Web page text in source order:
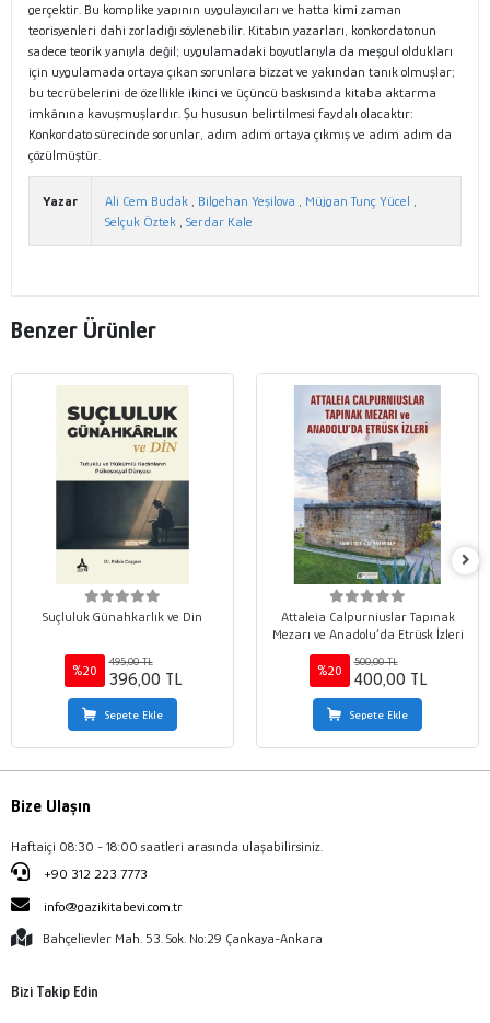
gerçektir. Bu komplike yapının uygulayıcıları ve hatta kimi zaman
teorisyenleri dahi zorladığı söylenebilir. Kitabın yazarları, konkordatonun
sadece teorik yanıyla değil; uygulamadaki boyutlarıyla da meşgul oldukları
için uygulamada ortaya çıkan sorunlara bizzat ve yakından tanık olmuşlar;
bu tecrübelerini de özellikle ikinci ve üçüncü baskısında kitaba aktarma
imkânına kavuşmuşlardır. Şu hususun belirtilmesi faydalı olacaktır:
Konkordato sürecinde sorunlar, adım adım ortaya çıkmış ve adım adım da
çözülmüştür.
Yazar Ali Cem Budak , Bilgehan Yeşilova , Müjgan Tunç Yücel ,
Selçuk Öztek , Serdar Kale
Benzer Ürünler
Suçluluk Günahkarlık ve Din
%20
495,00 TL
396,00 TL
Sepete Ekle
Attaleia Calpurniuslar Tapınak
Mezarı ve Anadolu’da Etrüsk İzleri
%20
500,00 TL
400,00 TL
Sepete Ekle
Bize Ulaşın
Haftaiçi 08:30 - 18:00 saatleri arasında ulaşabilirsiniz.
+90 312 223 7773
info@gazikitabevi.com.tr
Bahçelievler Mah. 53. Sok. No:29 Çankaya-Ankara
Bizi Takip Edin